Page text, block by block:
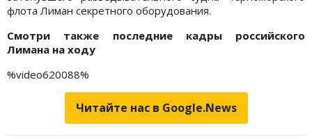
флота Лиман секретного оборудования.
Смотри также последние кадры российского
Лимана на ходу
%video620088%
Читайте нас в Google.News